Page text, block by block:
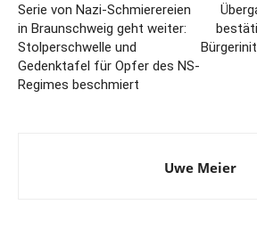
Serie von Nazi-Schmierereien
in Braunschweig geht weiter:
Stolperschwelle und
Gedenktafel für Opfer des NS-
Regimes beschmiert
Uwe Meier